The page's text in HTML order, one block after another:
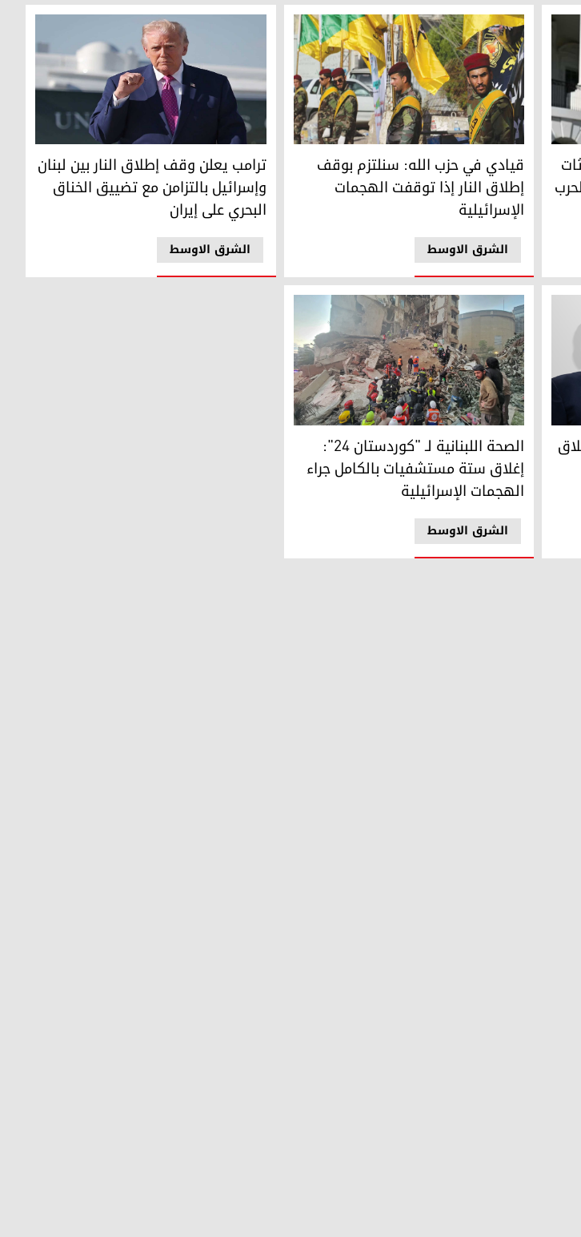
إيران، رغم تهديده باستئناف الحرب
قيادي في حزب الله: سنلتزم بوقف إطلاق النار إذا توقفت الهجمات الإسرائيلية
الشرق الاوسط
قيادي في حزب الله: سنلتزم بوقف
إطلاق النار إذا توقفت الهجمات
الإسرائيلية
ترامب يعلن وقف إطلاق النار بين لبنان وإسرائيل
الشرق الاوسط
ترامب يعلن وقف إطلاق النار بين لبنان
وإسرائيل بالتزامن مع تضييق الخناق
البحري على إيران
في إيرانالصحة اللبنانية لـ "كوردستان 24": إغلاق ستة مستشفيات بالكامل جراء الهجمات الإسرائيلية
الشرق الاوسط
الصحة اللبنانية لـ "كوردستان 24":
إغلاق ستة مستشفيات بالكامل جراء
الهجمات الإسرائيلية